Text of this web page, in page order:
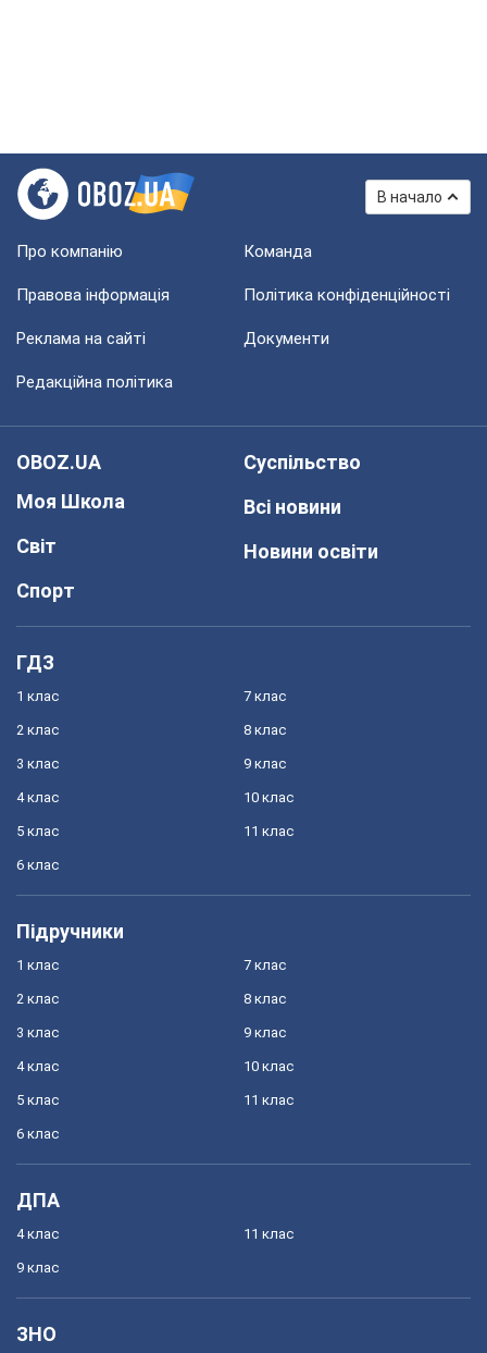
В начало
Про компанію Команда
Правова інформація Політика конфіденційності
Реклама на сайті Документи
Редакційна політика
OBOZ.UA
Моя Школа
Світ
Спорт
Суспільство
Всі новини
Новини освіти
ГДЗ
1 клас
2 клас
3 клас
4 клас
5 клас
6 клас
7 клас
8 клас
9 клас
10 клас
11 клас
Підручники
1 клас
2 клас
3 клас
4 клас
5 клас
6 клас
7 клас
8 клас
9 клас
10 клас
11 клас
ДПА
4 клас
9 клас
11 клас
ЗНО